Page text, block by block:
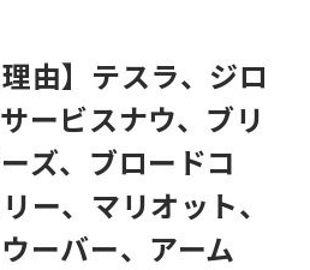
由】テスラ、ジロ
ービスナウ、ブリ
ズ、ブロードコ
ー、マリオット、
ーバー、アーム